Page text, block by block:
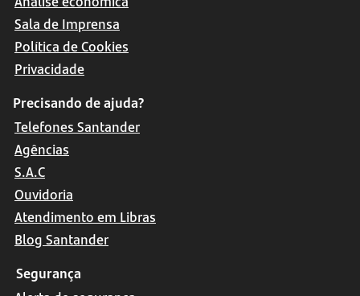
Sala de Imprensa
Política de Cookies
Privacidade
Precisando de ajuda?
Telefones Santander
Agências
S.A.C
Ouvidoria
Atendimento em Libras
Blog Santander
Segurança